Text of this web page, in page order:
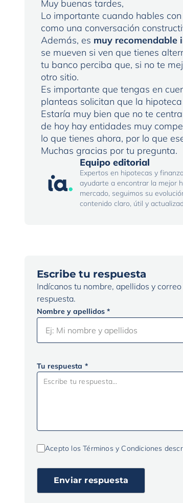
Muy buenas tardes,
Lo importante cuando hables
como una conversación
Además, es muy recomendable
se mueven si ven que tienes
tu banco perciba que, si no te
otro sitio.
Es importante que tengas en
planteas solicitan que la
Estaría muy bien que no te
de hoy hay entidades muy
lo que tienes ahora, por lo que
Muchas gracias por tu pregunta.
Equipo editorial
Expertos en hipotecas y
ayudarte a encontrar la mejor
mercado, seguimos su
contenido claro, útil y
Escribe tu respuesta
Indícanos tu nombre, apellidos y
respuesta.
Nombre y apellidos *
Tu respuesta *
Acepto los Términos y Condiciones